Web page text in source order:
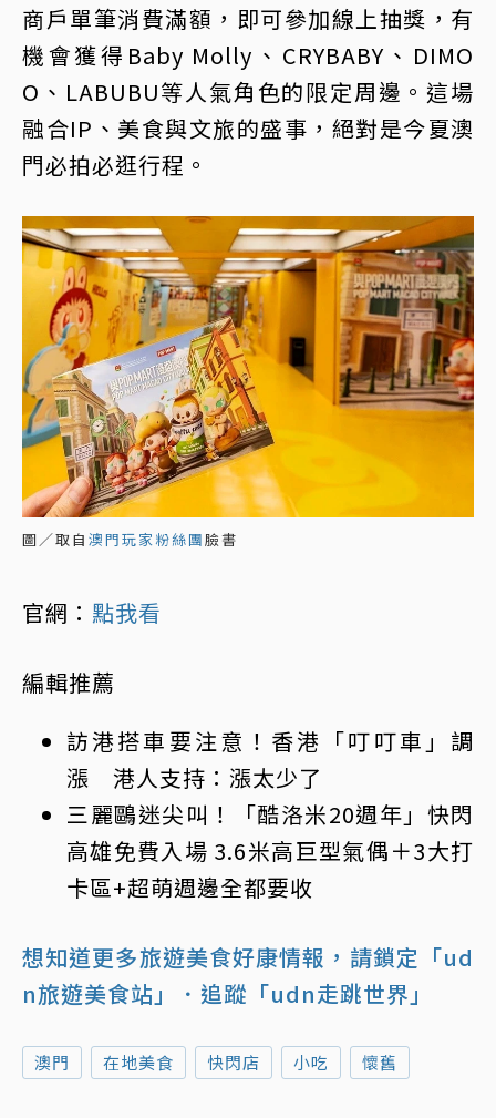
商戶單筆消費滿額，即可參加線上抽獎，有
機會獲得Baby Molly、CRYBABY、DIMO
O、LABUBU等人氣角色的限定周邊。這場
融合IP、美食與文旅的盛事，絕對是今夏澳
門必拍必逛行程。
圖／取自 澳門玩家粉絲團臉書
官網： 點我看
編輯推薦
訪港搭車要注意！香港「叮叮車」調
漲 港人支持：漲太少了
三麗鷗迷尖叫！「酷洛米20週年」快閃
高雄免費入場 3.6米高巨型氣偶＋3大打
卡區+超萌週邊全都要收
想知道更多旅遊美食好康情報，請鎖定「ud
n旅遊美食站」
．追蹤「udn走跳世界」
澳門 在地美食 快閃店 小吃 懷舊